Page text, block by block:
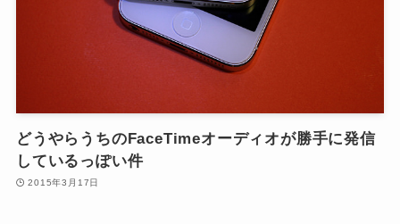
どうやらうちのFaceTimeオーディオが勝手に発信
しているっぽい件
2015年3月17日